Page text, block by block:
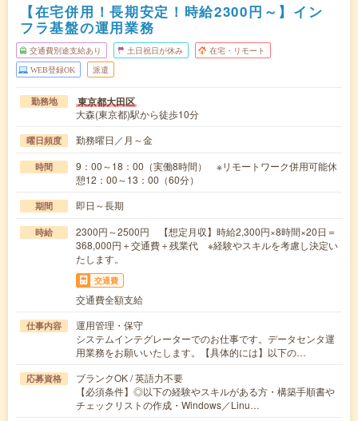
【在宅併用！長期安定！時給2300円～】イン
フラ基盤の運用業務
交通費別途支給あり 土日祝日が休み 在宅・リモート
WEB登録OK 派遣
勤務地 東京都大田区
大森(東京都)駅から徒歩10分
曜日頻度 勤務曜日／月～金
時間
9：00～18：00（実働8時間） ※リモートワーク併用可能休
憩12：00～13：00（60分）
期間 即日～長期
時給
2300円～2500円 【想定月収】時給2,300円×8時間×20日＝
368,000円＋交通費＋残業代 ※経験やスキルを考慮し決定い
たします。
交通費
交通費全額支給
仕事内容
運用管理・保守
システムインテグレーターでのお仕事です。データセンタ運
用業務をお願いいたします。【具体的には】以下の…
応募資格
ブランクOK / 英語力不要
【必須条件】◎以下の経験やスキルがある方・構築手順書や
チェックリストの作成・Windows／Linu…